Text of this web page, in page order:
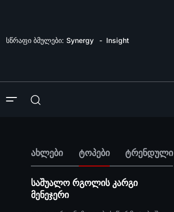
სწრაფი ბმულები: Synergy Insight
ახლები ტოპები ტრენდული
საშუალო რგოლის კარგი
მენეჯერი